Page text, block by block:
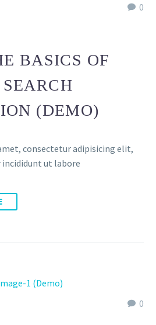
0
BASICS OF
(DEMO)
consectetur adipisicing elit,
incididunt ut labore
0